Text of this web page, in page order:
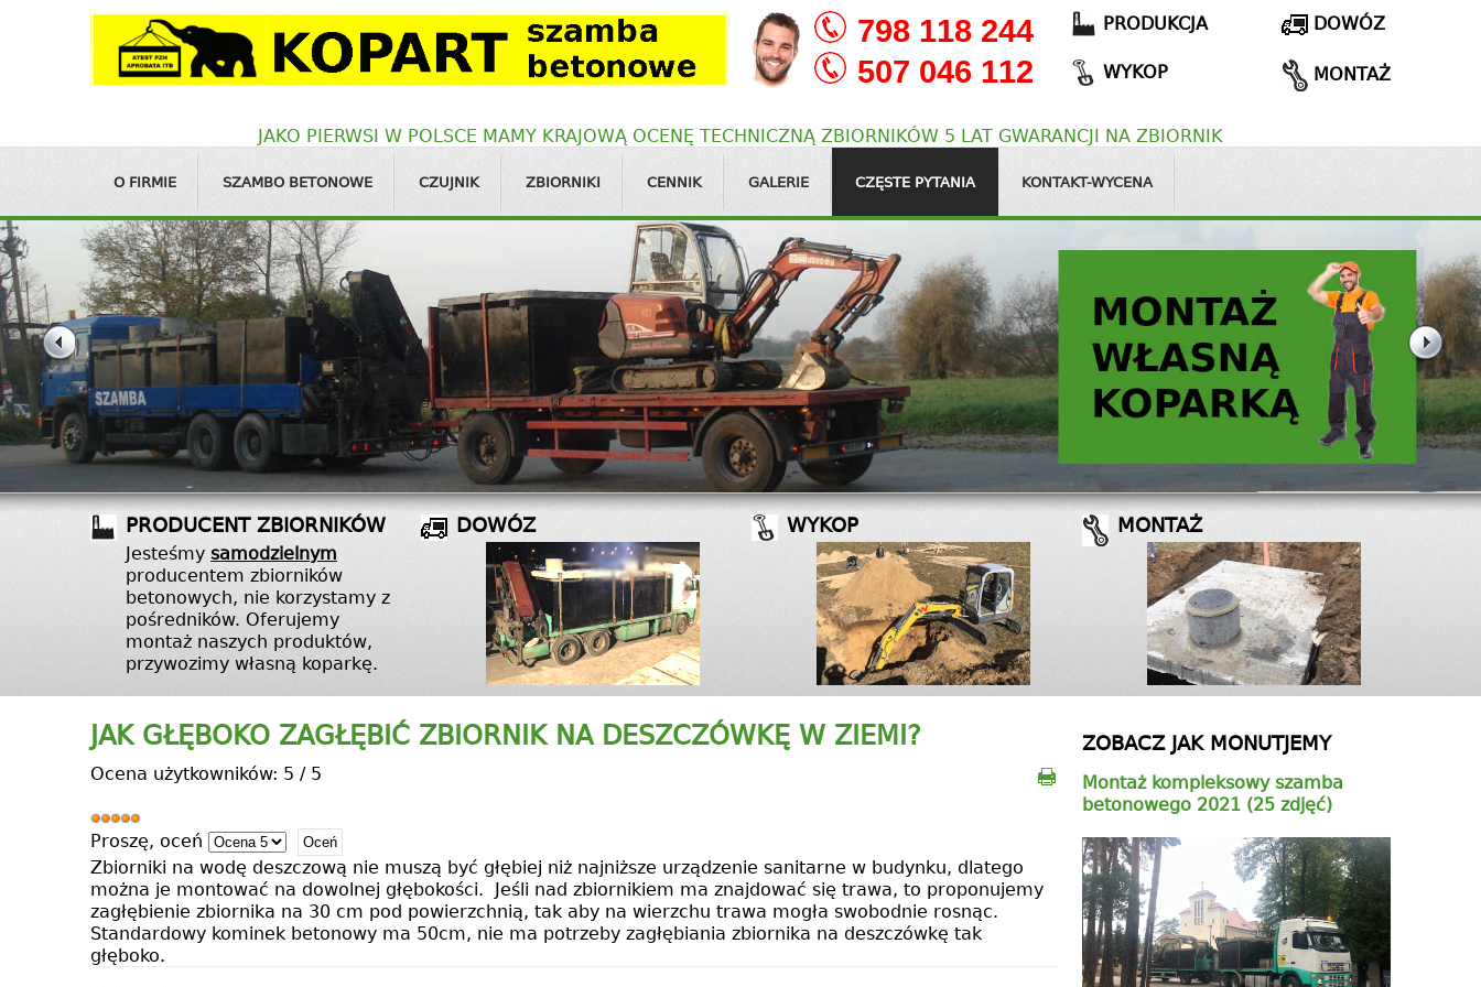
798 118 244
507 046 112
PRODUKCJA
WYKOP
DOWÓZ
MONTAŻ
JAKO PIERWSI W POLSCE MAMY KRAJOWĄ OCENĘ TECHNICZNĄ ZBIORNIKÓW 5 LAT GWARANCJI NA ZBIORNIK
O FIRMIE SZAMBO BETONOWE CZUJNIK ZBIORNIKI CENNIK GALERIE CZĘSTE PYTANIA KONTAKT-WYCENA
PRODUCENT ZBIORNIKÓW
Jesteśmysamodzielnym
producentem zbiorników
betonowych, nie korzystamy z
pośredników. Oferujemy
montaż naszych produktów,
przywozimy własną koparkę.
DOWÓZ WYKOP MONTAŻ
JAK GŁĘBOKO ZAGŁĘBIĆ ZBIORNIK NA DESZCZÓWKĘ W ZIEMI?
Ocena użytkowników: 5 /5
Proszę, oceń
Zbiorniki na wodę deszczową nie muszą być głębiej niż najniższe urządzenie sanitarne w budynku, dlatego
można je montować na dowolnej głębokości. Jeśli nad zbiornikiem ma znajdować się trawa, to proponujemy
zagłębienie zbiornika na 30 cm pod powierzchnią, tak aby na wierzchu trawa mogła swobodnie rosnąc.
Standardowy kominek betonowy ma 50cm, nie ma potrzeby zagłębiania zbiornika na deszczówkę tak
głęboko.
ZOBACZ JAK MONUTJEMY
Montaż kompleksowy szamba
betonowego 2021 (25 zdjęć)